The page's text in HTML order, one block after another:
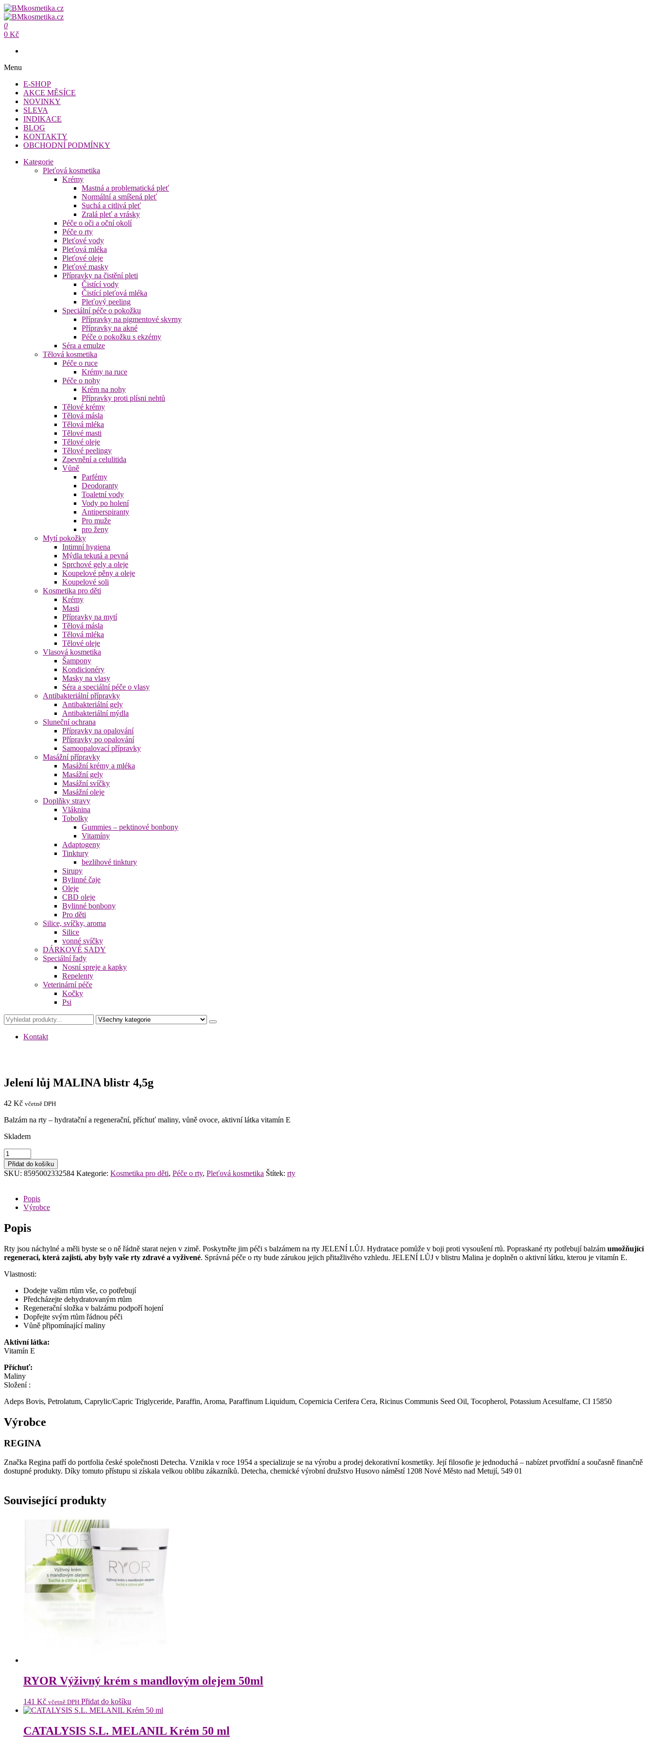
Přeskočit
na
obsah
BMkosmetika.cz
BMkosmetika.cz
0
0 Kč
Menu
E-SHOP
AKCE MĚSÍCE
NOVINKY
SLEVA
INDIKACE
BLOG
KONTAKTY
OBCHODNÍ PODMÍNKY
Kategorie
Pleťová kosmetika
Krémy
Mastná a problematická pleť
Normální a smíšená pleť
Suchá a citlivá pleť
Zralá pleť a vrásky
Péče o oči a oční okolí
Péče o rty
Pleťové vody
Pleťová mléka
Pleťové oleje
Pleťové masky
Přípravky na čistění pleti
Čistící vody
Čistící pleťová mléka
Pleťový peeling
Speciální péče o pokožku
Přípravky na pigmentové skvrny
Přípravky na akné
Péče o pokožku s ekzémy
Séra a emulze
Tělová kosmetika
Péče o ruce
Krémy na ruce
Péče o nohy
Krém na nohy
Přípravky proti plísni nehtů
Tělové krémy
Tělová másla
Tělová mléka
Tělové masti
Tělové oleje
Tělové peelingy
Zpevnění a celulitida
Vůně
Parfémy
Deodoranty
Toaletní vody
Vody po holení
Antiperspiranty
Pro muže
pro ženy
Mytí pokožky
Intimní hygiena
Mýdla tekutá a pevná
Sprchové gely a oleje
Koupelové pěny a oleje
Koupelové soli
Kosmetika pro děti
Krémy
Masti
Přípravky na mytí
Tělová másla
Tělová mléka
Tělové oleje
Vlasová kosmetika
Šampony
Kondicionéry
Masky na vlasy
Séra a speciální péče o vlasy
Antibakteriální přípravky
Antibakteriální gely
Antibakteriální mýdla
Sluneční ochrana
Přípravky na opalování
Přípravky po opalování
Samoopalovací přípravky
Masážní přípravky
Masážní krémy a mléka
Masážní gely
Masážní svíčky
Masážní oleje
Doplňky stravy
Vláknina
Tobolky
Gummies – pektinové bonbony
Vitamíny
Adaptogeny
Tinktury
bezlihové tinktury
Sirupy
Bylinné čaje
Oleje
CBD oleje
Bylinné bonbony
Pro děti
Silice, svíčky, aroma
Silice
vonné svíčky
DÁRKOVÉ SADY
Speciální řady
Nosní spreje a kapky
Repelenty
Veterinární péče
Kočky
Psi
Kontakt
Jelení lůj MALINA blistr 4,5g
42 Kč včetně DPH
Balzám na rty – hydratační a regenerační, příchuť maliny, vůně ovoce, aktivní látka vitamín E
Skladem
Jelení
lůj
MALINA
blistr
množství
Přidat do košíku
SKU: 8595002332584 Kategorie: Kosmetika pro děti, Péče o rty, Pleťová kosmetika Štítek: rty
Popis
Výrobce
Popis
Rty jsou náchylné a měli byste se o ně řádně starat nejen v zimě. Poskytněte jim péči s balzámem na rty JELENÍ LŮJ. Hydratace pomůže v boji proti vysoušení rtů. Popraskané rty potřebují balzám umožňující
regeneraci, která zajistí, aby byly vaše rty zdravé a vyživené. Správná péče o rty bude zárukou jejich přitažlivého vzhledu. JELENÍ LŮJ v blistru Malina je doplněn o aktivní látku, kterou je vitamín E.
Vlastnosti:
Dodejte vašim rtům vše, co potřebují
Předcházejte dehydratovaným rtům
Regenerační složka v balzámu podpoří hojení
Dopřejte svým rtům řádnou péči
Vůně připomínající maliny
Aktivní látka:
Vitamín E
Příchuť:
Maliny
Složení :
Adeps Bovis, Petrolatum, Caprylic/Capric Triglyceride, Paraffin, Aroma, Paraffinum Liquidum, Copernicia Cerifera Cera, Ricinus Communis Seed Oil, Tocopherol, Potassium Acesulfame, CI 15850
Výrobce
REGINA
Značka Regina patří do portfolia české společnosti Detecha. Vznikla v roce 1954 a specializuje se na výrobu a prodej dekorativní kosmetiky. Její filosofie je jednoduchá – nabízet prvotřídní a současně finančně
dostupné produkty. Díky tomuto přístupu si získala velkou oblibu zákazníků. Detecha, chemické výrobní družstvo Husovo náměstí 1208 Nové Město nad Metují, 549 01
Související produkty
RYOR Výživný krém s mandlovým olejem 50ml
141 Kč včetně DPH Přidat do košíku
CATALYSIS S.L. MELANIL Krém 50 ml